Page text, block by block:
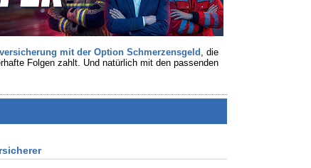
mit der Option Schmerzensgeld , die
Folgen zahlt. Und natürlich mit den passenden